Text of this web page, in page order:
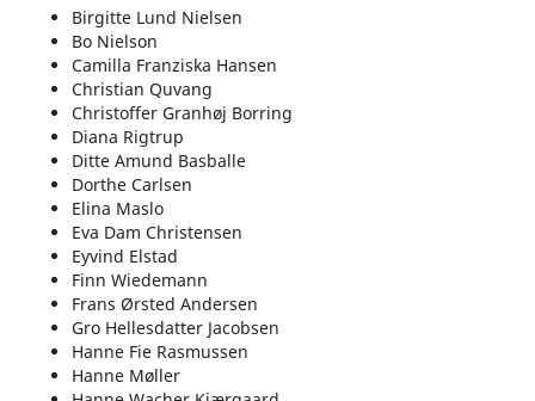
Birgitte Lund Nielsen
Bo Nielson
Camilla Franziska Hansen
Christian Quvang
Christoffer Granhøj Borring
Diana Rigtrup
Ditte Amund Basballe
Dorthe Carlsen
Elina Maslo
Eva Dam Christensen
Eyvind Elstad
Finn Wiedemann
Frans Ørsted Andersen
Gro Hellesdatter Jacobsen
Hanne Fie Rasmussen
Hanne Møller